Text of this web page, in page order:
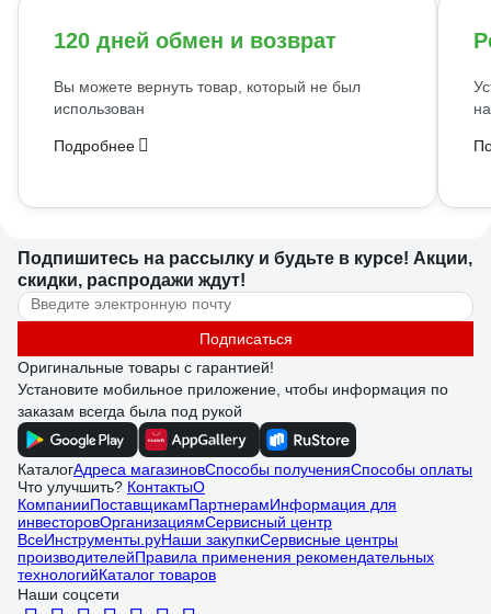
120 дней обмен и возврат
Вы можете вернуть товар, который не был
использован
Подробнее
Подпишитесь на рассылку и будьте в курсе! Акции,
скидки, распродажи ждут!
Подписаться
Оригинальные товары с гарантией!
Установите мобильное приложение, чтобы информация по
заказам всегда была под рукой
КаталогАдреса магазиновСпособы полученияСпособы оплаты
Что улучшить? КонтактыО
КомпанииПоставщикамПартнерамИнформация для
инвесторовОрганизациямСервисный центр
ВсеИнструменты.руНаши закупкиСервисные центры
производителейПравила применения рекомендательных
технологийКаталог товаров
Наши соцсети